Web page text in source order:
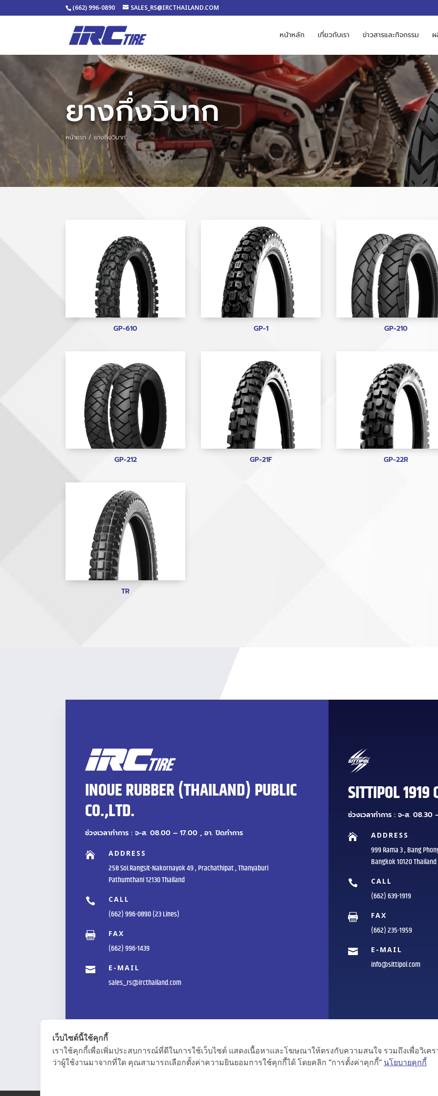
(662) 996-0890 SALES_RS@IRCTHAILAND.COM
หน้าหลัก เกี่ยวกับเรา ข่าวสารและกิจกรรม
ยางกึ่งวิบาก
หน้าแรก / ยางกึ่งวิบาก
GP-610 GP-1 GP-210
GP-212 GP-21F GP-22R
TR
INOUE RUBBER (THAILAND) PUBLIC
CO.,LTD.
ช่วงเวลาทำการ : จ-ส. 08.00 – 17.00 , อา. ปิดทำการ
 ADDRESS
258 Soi.Rangsit-Nakornayok 49 , Prachathipat , Thanyaburi
Pathumthani 12130 Thailand
 CALL
(662) 996-0890 (23 Lines)
 FAX
(662) 996-1439
 E-MAIL
sales_rs@ircthailand.com
SITTIPOL 1919
ช่วงเวลาทำการ : จ-ส. 08.30
 ADDRESS
999 Rama 3 , Bang
Bangkok 10120 Thailand
 CALL
(662) 639-1919
 FAX
(662) 235-1959
 E-MAIL
info@sittipol.com
เว็บไซต์นี้ใช้คุกกี้
เราใช้คุกกี้เพื่อเพิ่มประสบการณ์ที่ดีในการใช้เว็บไซต์ แสดงเนื้อหาและโฆษณาให้ตรงกับความสนใจ รวมถึงเพื่อวิเค
ว่าผู้ใช้งานมาจากที่ใด คุณสามารถเลือกตั้งค่าความยินยอมการใช้คุกกี้ได้ โดยคลิก “การตั้งค่าคุกกี้” นโยบายคุกกี้